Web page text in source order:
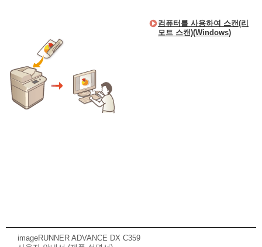
컴퓨터를 사용하여 스캔(리
모트 스캔)(Windows)
imageRUNNER ADVANCE DX C359